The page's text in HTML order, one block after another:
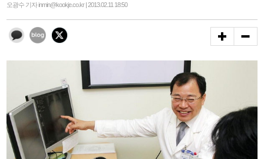
오광수 기자 inmin@kookje.co.kr | 2013.02.11 18:50